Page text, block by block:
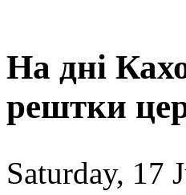
На дні
рештки
Saturday, 17